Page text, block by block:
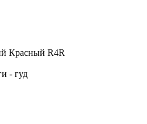
Красный R4R
- гуд